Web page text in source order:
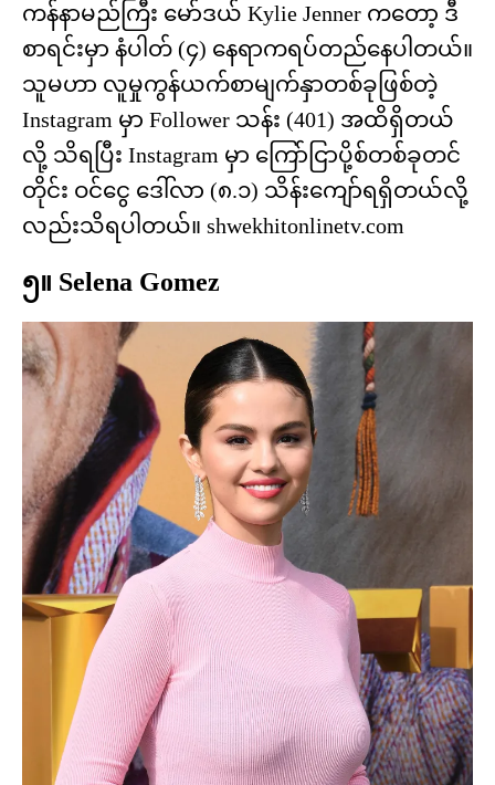
ကန်နာမည်ကြီး မော်ဒယ် Kylie Jenner ကတော့ ဒီ
စာရင်းမှာ နံပါတ် (၄) နေရာကရပ်တည်နေပါတယ်။
သူမဟာ လူမှုကွန်ယက်စာမျက်နှာတစ်ခုဖြစ်တဲ့
Instagram မှာ Follower သန်း (401) အထိရှိတယ်
လို့ သိရပြီး Instagram မှာ ကြော်ငြာပို့စ်တစ်ခုတင်
တိုင်း ဝင်ငွေ ဒေါ်လာ (၈.၁) သိန်းကျော်ရရှိတယ်လို့
လည်းသိရပါတယ်။ shwekhitonlinetv.com
၅။ Selena Gomez